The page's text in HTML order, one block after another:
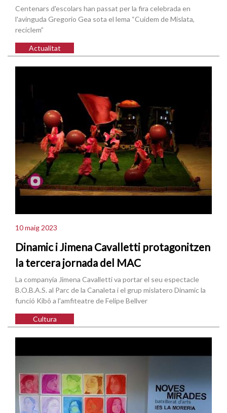
Centenars d'escolars han passat per la fira celebrada en
l'avinguda Gregorio Gea sota el lema “Cuidem de Mislata,
reciclem”
Actualitat
10 maig 2023
Dinamic i Jimena Cavalletti protagonitzen
la tercera jornada del MAC
La companyia Jimena Cavalletti va portar el seu espectacle
B.O.B.A.S. al Parc de la Canaleta i el grup mislatero Dinamic la
funció Kibô a l'amfiteatre de Felipe Bellver
Cultura